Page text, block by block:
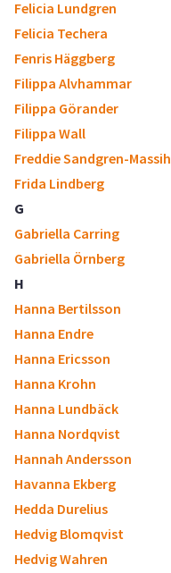
Felicia Lundgren
Felicia Techera
Fenris Häggberg
Filippa Alvhammar
Filippa Görander
Filippa Wall
Freddie Sandgren-Massih
Frida Lindberg
G
Gabriella Carring
Gabriella Örnberg
H
Hanna Bertilsson
Hanna Endre
Hanna Ericsson
Hanna Krohn
Hanna Lundbäck
Hanna Nordqvist
Hannah Andersson
Havanna Ekberg
Hedda Durelius
Hedvig Blomqvist
Hedvig Wahren